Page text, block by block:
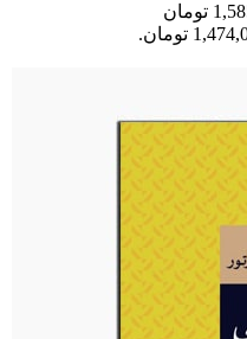
قیمت اصلی: 1,585,000 تومان